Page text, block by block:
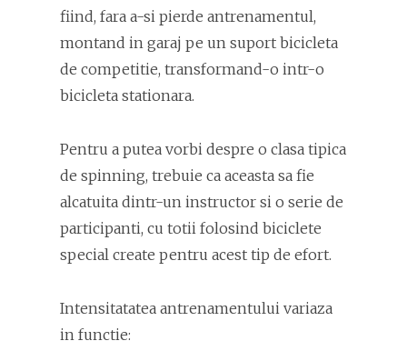
fiind, fara a-si pierde antrenamentul,
montand in garaj pe un suport bicicleta
de competitie, transformand-o intr-o
bicicleta stationara.
Pentru a putea vorbi despre o clasa tipica
de spinning, trebuie ca aceasta sa fie
alcatuita dintr-un instructor si o serie de
participanti, cu totii folosind biciclete
special create pentru acest tip de efort.
Intensitatatea antrenamentului variaza
in functie: